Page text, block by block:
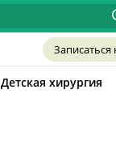
Детская хирургия